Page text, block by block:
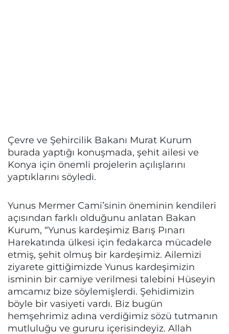
Çevre ve Şehircilik Bakanı Murat Kurum
burada yaptığı konuşmada, şehit ailesi ve
Konya için önemli projelerin açılışlarını
yaptıklarını söyledi.
Yunus Mermer Cami’sinin öneminin kendileri
açısından farklı olduğunu anlatan Bakan
Kurum, “Yunus kardeşimiz Barış Pınarı
Harekatında ülkesi için fedakarca mücadele
etmiş, şehit olmuş bir kardeşimiz. Ailemizi
ziyarete gittiğimizde Yunus kardeşimizin
isminin bir camiye verilmesi talebini Hüseyin
amcamız bize söylemişlerdi. Şehidimizin
böyle bir vasiyeti vardı. Biz bugün
hemşehrimiz adına verdiğimiz sözü tutmanın
mutluluğu ve gururu içerisindeyiz. Allah